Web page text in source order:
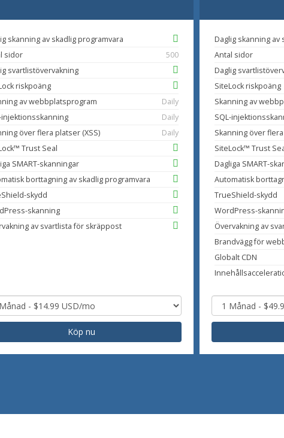
skanning av skadlig programvara
sidor
500
svartlistövervakning
riskpoäng
av webbplatsprogram
Daily
injektionsskanning
Daily
över flera platser (XSS)
Daily
Trust Seal
SMART-skanningar
borttagning av skadlig programvara
skydd
skanning
av svartlista för skräppost
Köp nu
Daglig skanning av
Antal sidor
Daglig
SiteLock riskpoäng
Skanning av
SQL-
Skanning över
SiteLock™ Trust
Dagliga SMART-
Automatisk
TrueShield-skydd
WordPress-
Övervakning av
Brandvägg för
Globalt CDN